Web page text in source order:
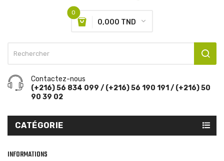
0
0,000 TND
Contactez-nous
(+216) 56 834 099 / (+216) 56 190 191 / (+216) 50
90 39 02
CATÉGORIE
INFORMATIONS